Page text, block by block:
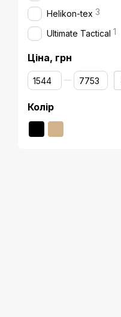
Helikon-tex 3
Ultimate Tactical 1
Ціна, грн
Від Ціна, грн
До Ціна, грн
Колір